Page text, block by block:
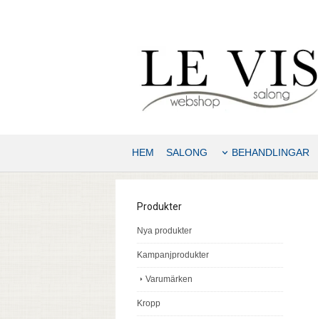
HEM SALONG BEHANDLINGAR
Produkter
Nya produkter
Kampanjprodukter
Varumärken
Kropp